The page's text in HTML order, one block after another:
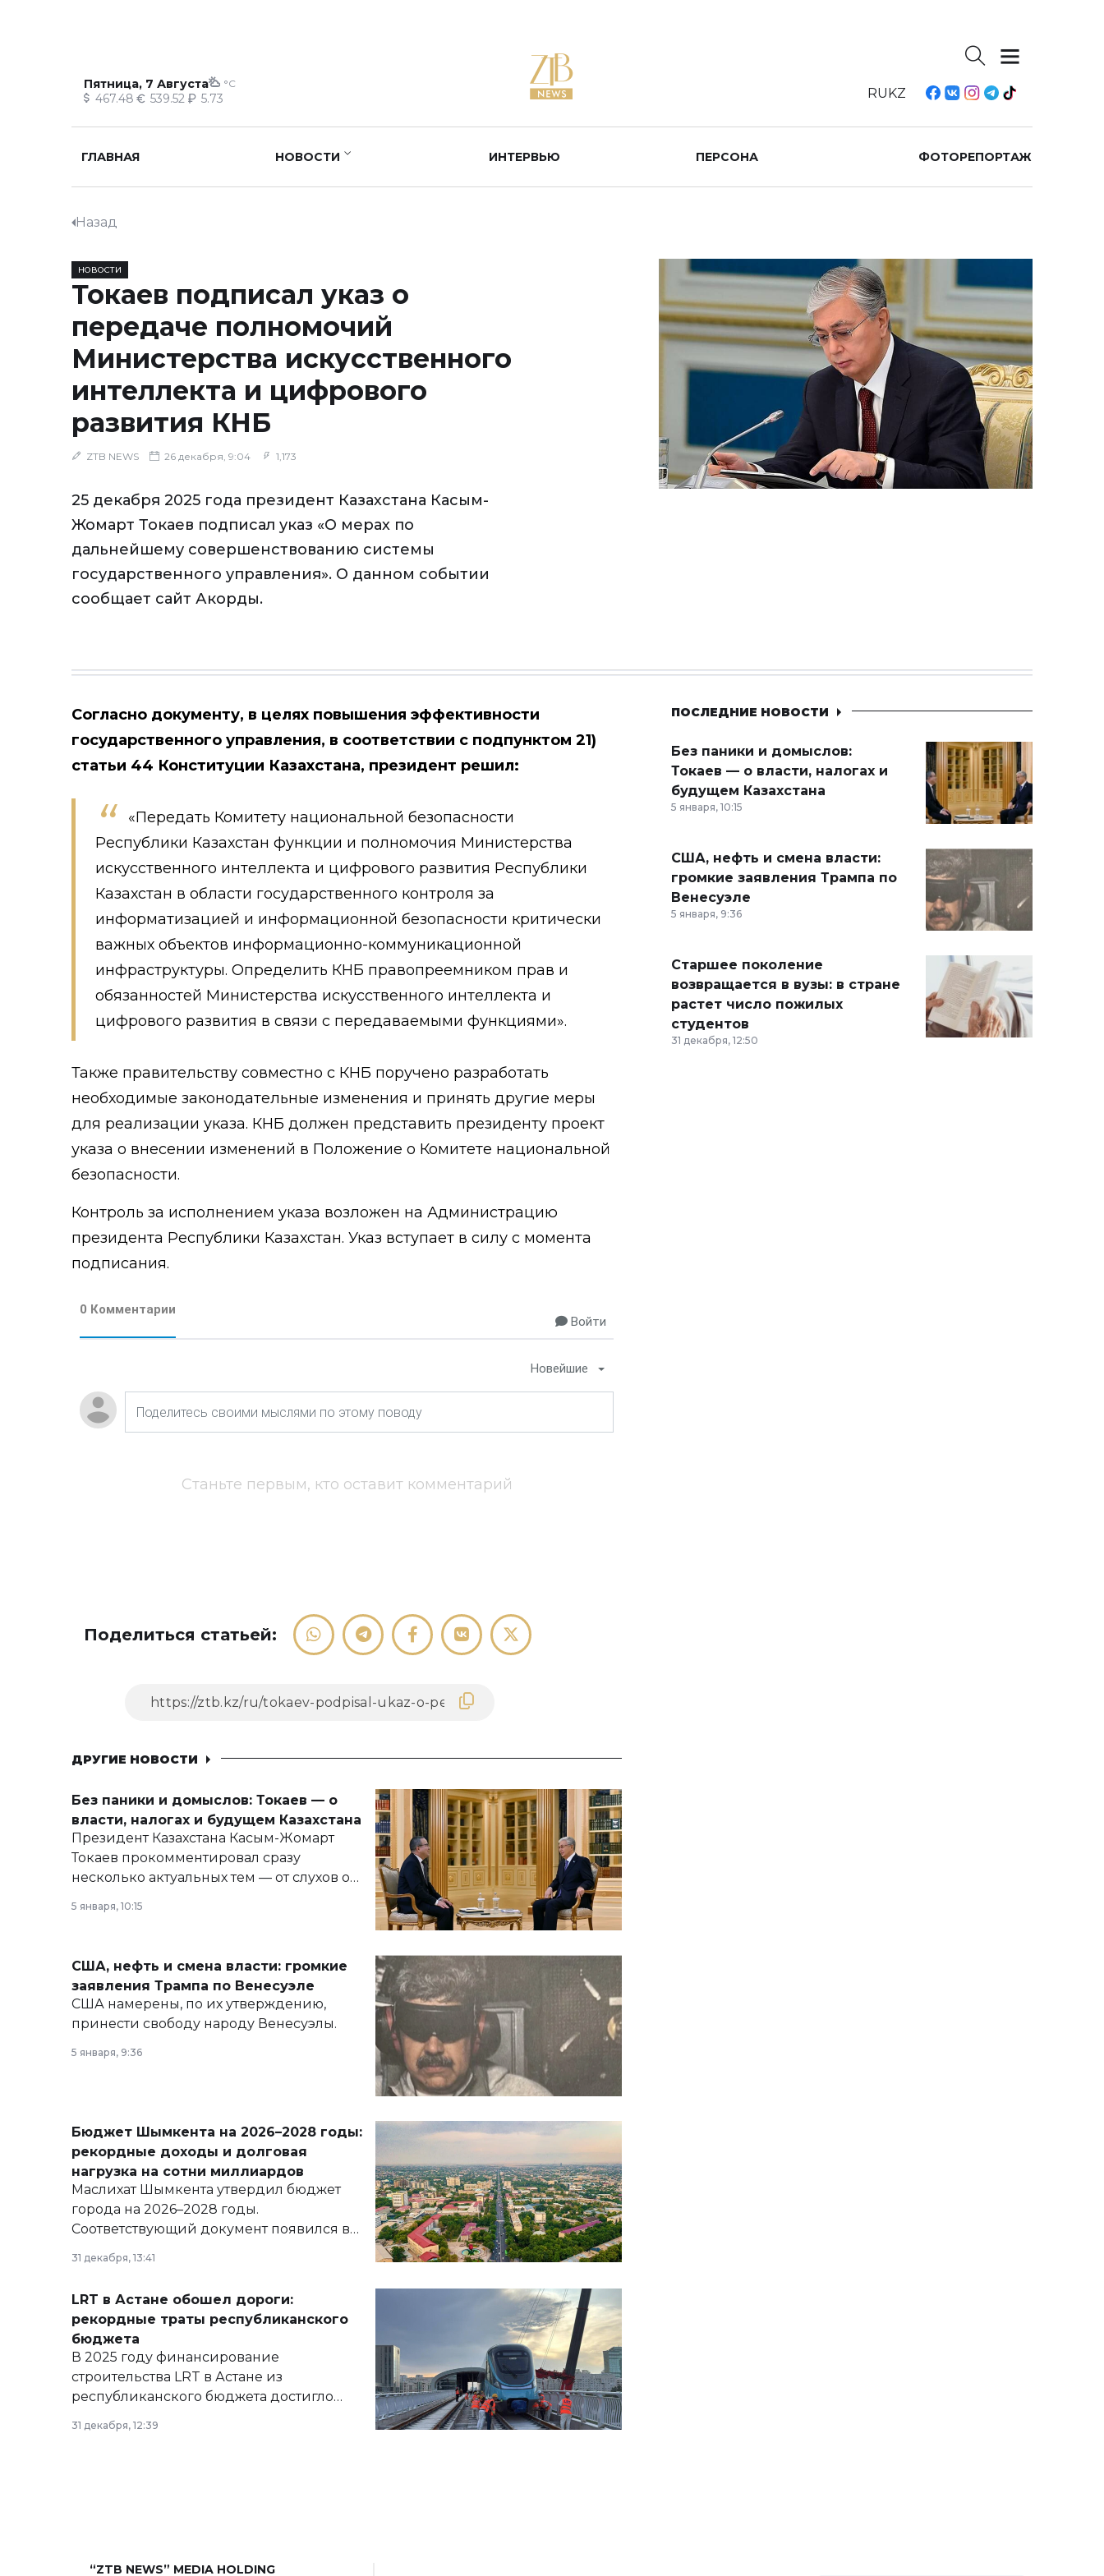
Пятница, 7 Августа °C
467.48 539.52 5.73 RUKZ
ГЛАВНАЯ НОВОСТИ ИНТЕРВЬЮ ПЕРСОНА ФОТОРЕПОРТАЖ
Назад
НОВОСТИ
Токаев подписал указ о
передаче полномочий
Министерства искусственного
интеллекта и цифрового
развития КНБ
ZTB NEWS 26 декабря, 9:04 1,173
25 декабря 2025 года президент Казахстана Касым-
Жомарт Токаев подписал указ «О мерах по
дальнейшему совершенствованию системы
государственного управления». О данном событии
сообщает сайт Акорды.
Согласно документу, в целях повышения эффективности
государственного управления, в соответствии с подпунктом 21)
статьи 44 Конституции Казахстана, президент решил:
«Передать Комитету национальной безопасности
Республики Казахстан функции и полномочия Министерства
искусственного интеллекта и цифрового развития Республики
Казахстан в области государственного контроля за
информатизацией и информационной безопасности критически
важных объектов информационно-коммуникационной
инфраструктуры. Определить КНБ правопреемником прав и
обязанностей Министерства искусственного интеллекта и
цифрового развития в связи с передаваемыми функциями».
Также правительству совместно с КНБ поручено разработать
необходимые законодательные изменения и принять другие меры
для реализации указа. КНБ должен представить президенту проект
указа о внесении изменений в Положение о Комитете национальной
безопасности.
Контроль за исполнением указа возложен на Администрацию
президента Республики Казахстан. Указ вступает в силу с момента
подписания.
0 Комментарии
Войти
Новейшие
Станьте первым, кто оставит комментарий
Поделиться статьей:
ДРУГИЕ НОВОСТИ
Без паники и домыслов: Токаев — о
власти, налогах и будущем Казахстана
Президент Казахстана Касым-Жомарт
Токаев прокомментировал сразу
несколько актуальных тем — от слухов о
армии, экономики и личного здоровья.
5 января, 10:15
США, нефть и смена власти: громкие
заявления Трампа по Венесуэле
США намерены, по их утверждению,
принести свободу народу Венесуэлы.
5 января, 9:36
Бюджет Шымкента на 2026–2028 годы:
рекордные доходы и долговая
нагрузка на сотни миллиардов
Маслихат Шымкента утвердил бюджет
города на 2026–2028 годы.
Соответствующий документ появился в
базе нормативных правовых актов и на
сайте маслихат города.
31 декабря, 13:41
LRT в Астане обошел дороги:
рекордные траты республиканского
бюджета
В 2025 году финансирование
строительства LRT в Астане из
республиканского бюджета достигло
рекордных объемов.
31 декабря, 12:39
ПОСЛЕДНИЕ НОВОСТИ
Без паники и домыслов:
Токаев — о власти, налогах и
будущем Казахстана
5 января, 10:15
США, нефть и смена власти:
громкие заявления Трампа по
Венесуэле
5 января, 9:36
Старшее поколение
возвращается в вузы: в стране
растет число пожилых
студентов
31 декабря, 12:50
“ZTB NEWS” MEDIA HOLDING